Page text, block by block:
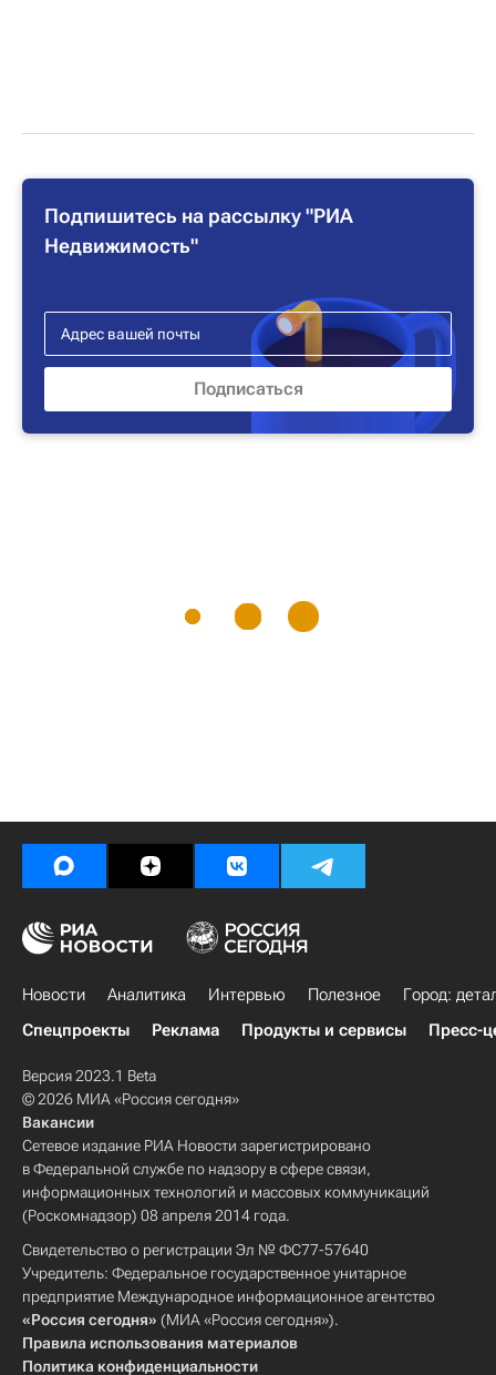
Подпишитесь на рассылку "РИА
Недвижимость"
Новости Аналитика Интервью Полезное
Город:
Спецпроекты
Реклама Продукты и сервисы Пресс-
Версия 2023.1 Beta
© 2026 МИА «Россия сегодня»
Вакансии
Сетевое издание РИА Новости зарегистрировано
в Федеральной службе по надзору в сфере связи,
информационных технологий и массовых коммуникаций
(Роскомнадзор) 08 апреля 2014 года.
Свидетельство о регистрации Эл № ФС77-57640
Учредитель: Федеральное государственное унитарное
предприятие Международное информационное агентство
«Россия сегодня» (МИА «Россия сегодня»).
Правила использования материалов
Политика конфиденциальности